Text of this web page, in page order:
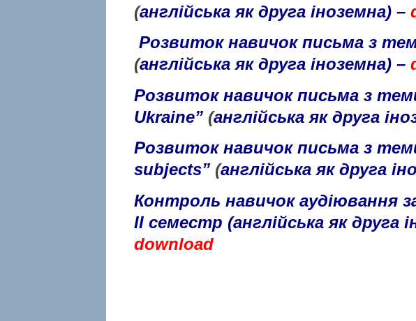
(англійська як друга іноземна) –
Розвиток навичок письма з
(англійська як друга іноземна) –
Розвиток навичок письма з
Ukraine” (англійська як друга
Розвиток навичок письма з
subjects” (англійська як друга
Контроль навичок аудіювання
IІ семестр (англійська як друга
download